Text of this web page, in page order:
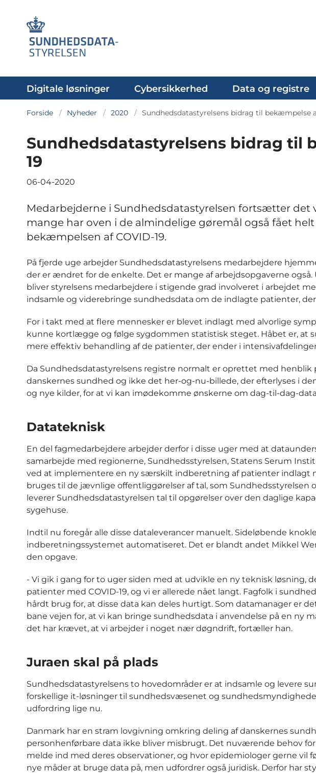
Digitale løsninger Cybersikkerhed Data og registre
Forside Nyheder 2020 Sundhedsdatastyrelsens bidrag til bekæmpelse
Sundhedsdatastyrelsens bidrag til
19
06-04-2020
Medarbejderne i Sundhedsdatastyrelsen fortsætter det
mange har oven i de almindelige gøremål også fået
bekæmpelsen af COVID-19.
På fjerde uge arbejder Sundhedsdatastyrelsens medarbejdere
der er ændret for de enkelte. Det er mange af arbejdsopgaverne
bliver styrelsens medarbejdere i stigende grad involveret i arbejdet
indsamle og viderebringe sundhedsdata om de indlagte patienter, der
For i takt med at flere mennesker er blevet indlagt med alvorlige
kunne kortlægge og følge sygdommen statistisk steget. Håbet er, at
mere effektiv behandling af de patienter, der ender i
Da Sundhedsdatastyrelsens registre normalt er oprettet med
danskernes sundhed og ikke det her-og-nu-billede, der efterlyses i
og nye kilder, for at vi kan imødekomme ønskerne om dag-til-dag-
Datateknisk
En del fagmedarbejdere arbejder derfor i disse uger med at
samarbejde med regionerne, Sundhedsstyrelsen, Statens Serum
ved at implementere en ny særskilt indberetning af patienter indlagt
bruges til de jævnlige offentliggørelser af tal, som Sundhedsstyrelsen
leverer Sundhedsdatastyrelsen tal til opgørelser over den daglige
sygehuse.
Indtil nu foregår alle disse dataleverancer manuelt. Sideløbende
indberetningssystemet automatiseret. Det er blandt andet Mikkel
den opgave.
- Vi gik i gang for to uger siden med at udvikle en ny teknisk løsning,
patienter med COVID-19, og vi er allerede nået langt. Fagfolk i
hårdt brug for, at disse data kan deles hurtigt. Som datamanager er
bane vejen for, at vi kan bringe sundhedsdata i anvendelse på en ny
det har krævet, at vi arbejder i noget nær døgndrift, fortæller han.
Juraen skal på plads
Sundhedsdatastyrelsens to hovedområder er at indsamle og levere
forskellige it-løsninger til sundhedsvæsenet og
udfordring lige nu.
Danmark har en stram lovgivning omkring deling af danskernes
personhenførbare data ikke bliver misbrugt. Det nuværende behov
melde ind med deres observationer, og hvor epidemiologer gerne
nye måder at bruge data på, men udfordrer også juridisk. Derfor har